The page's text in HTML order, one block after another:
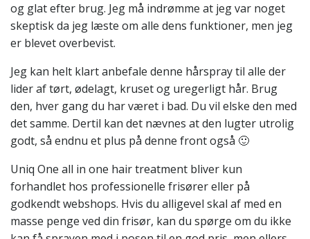
og glat efter brug. Jeg må indrømme at jeg var noget
skeptisk da jeg læste om alle dens funktioner, men jeg
er blevet overbevist.
Jeg kan helt klart anbefale denne hårspray til alle der
lider af tørt, ødelagt, kruset og uregerligt hår. Brug
den, hver gang du har været i bad. Du vil elske den med
det samme. Dertil kan det nævnes at den lugter utrolig
godt, så endnu et plus på denne front også 🙂
Uniq One all in one hair treatment bliver kun
forhandlet hos professionelle frisører eller på
godkendt webshops. Hvis du alligevel skal af med en
masse penge ved din frisør, kan du spørge om du ikke